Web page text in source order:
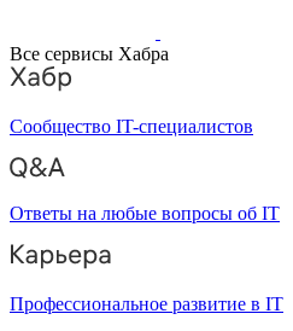
Все сервисы Хабра
Сообщество IT-специалистов
Ответы на любые вопросы об IT
Профессиональное развитие в IT